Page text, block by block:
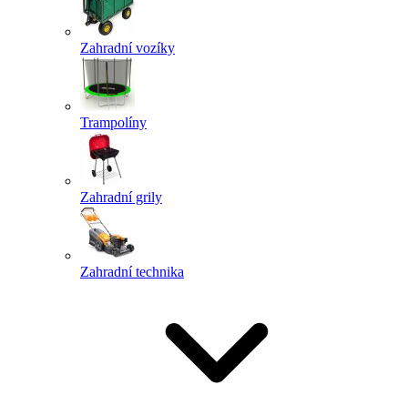
Zahradní vozíky
Trampolíny
Zahradní grily
Zahradní technika